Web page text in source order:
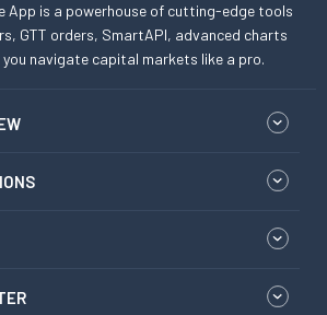
App is a powerhouse of cutting-edge tools
GTT orders, SmartAPI, advanced charts
navigate capital markets like a pro.